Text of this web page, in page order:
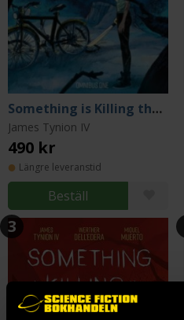
Something is Killing the Children Omnibus Vol. 1
James Tynion IV
490 kr
Längre leveranstid
Beställ
3